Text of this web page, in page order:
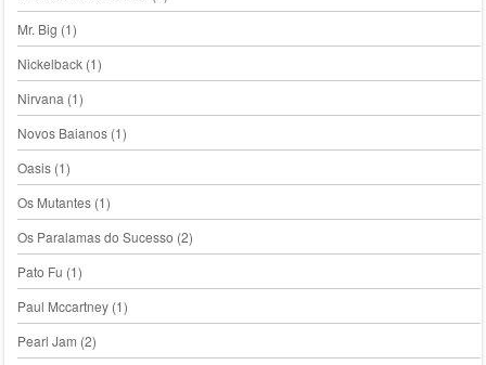
Mr. Big (1)
Nickelback(1)
Nirvana (1)
Novos Baianos(1)
Oasis(1)
Os Mutantes(1)
Os Paralamas do Sucesso (2)
Pato Fu (1)
Paul Mccartney(1)
Pearl Jam (2)